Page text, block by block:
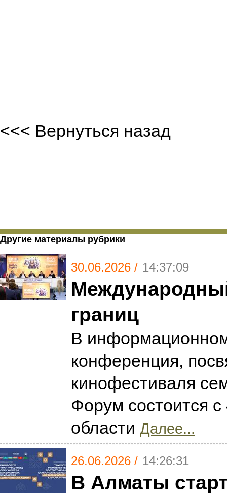
<<< Вернуться назад
Другие материалы рубрики
30.06.2026 / 14:37:09
границ
В информационном
конференция,
кинофестиваля
Форум состоится
области Далее...
26.06.2026 / 14:26:31
В Алматы